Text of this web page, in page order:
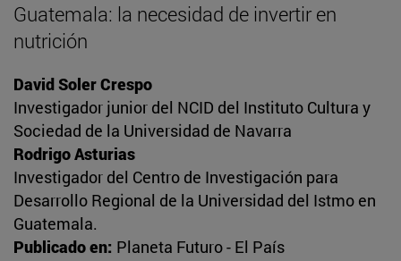
Guatemala: la necesidad de invertir en
nutrición
David Soler Crespo
Investigador junior del NCID del Instituto Cultura y
Sociedad de la Universidad de Navarra
Rodrigo Asturias
Investigador del Centro de Investigación para
Desarrollo Regional de la Universidad del Istmo en
Guatemala.
Publicado en: Planeta Futuro - El País